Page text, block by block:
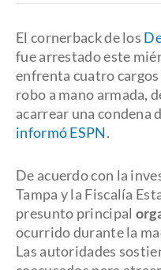
El cornerback de los
fue arrestado este
enfrenta cuatro
robo a mano armada,
acarrear una condena
informó ESPN.
De acuerdo con la
Tampa y la Fiscalía
presunto principal
ocurrido durante la
Las autoridades